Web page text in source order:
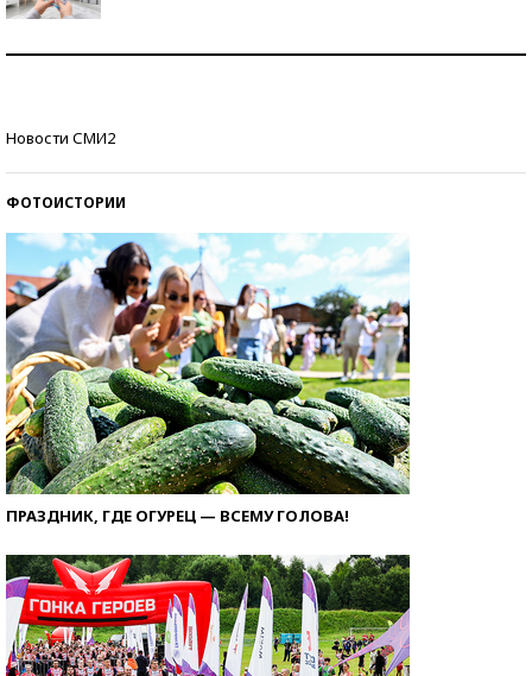
Новости СМИ2
ФОТОИСТОРИИ
ПРАЗДНИК, ГДЕ ОГУРЕЦ — ВСЕМУ ГОЛОВА!